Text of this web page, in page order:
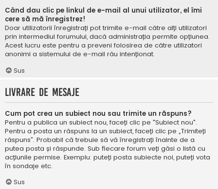
Când dau clic pe linkul de e-mail al unui utilizator, el îmi
cere să mă înregistrez!
Doar utilizatorii înregistrați pot trimite e-mail către alți utilizatori
prin intermediul forumului, dacă administrația permite opțiunea.
Acest lucru este pentru a preveni folosirea de către utilizatori
anonimi a sistemului de e-mail rău intenționat.
Sus
Livrare de mesaje
Cum pot crea un subiect nou sau trimite un răspuns?
Pentru a publica un subiect nou, faceți clic pe "Subiect nou".
Pentru a posta un răspuns la un subiect, faceți clic pe „Trimiteți
răspuns”. Probabil că trebuie să vă înregistrați înainte de a
putea posta și răspunde. Sub fiecare forum veți găsi o listă cu
acțiunile permise. Exemplu: puteți posta subiecte noi, puteți vota
în sondaje etc.
Sus